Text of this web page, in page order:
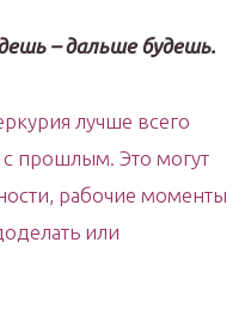
– дальше будешь.
лучше всего
прошлым. Это могут
рабочие моменты
или